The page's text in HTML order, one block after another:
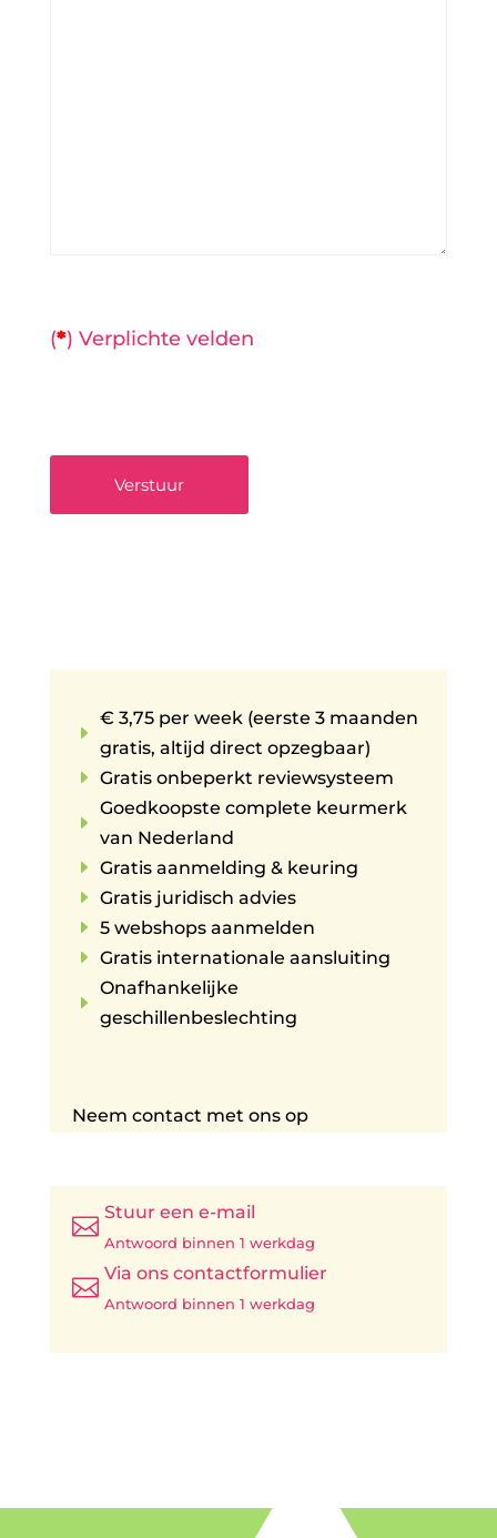
(*) Verplichte velden
Verstuur
E
€ 3,75 per week (eerste 3 maanden
gratis, altijd direct opzegbaar)
E Gratis onbeperkt reviewsysteem
E
Goedkoopste complete keurmerk
van Nederland
E Gratis aanmelding & keuring
E Gratis juridisch advies
E 5 webshops aanmelden
E Gratis internationale aansluiting
E
Onafhankelijke
geschillenbeslechting
Neem contact met ons op

Stuur een e-mail
Antwoord binnen 1 werkdag

Via ons contactformulier
Antwoord binnen 1 werkdag